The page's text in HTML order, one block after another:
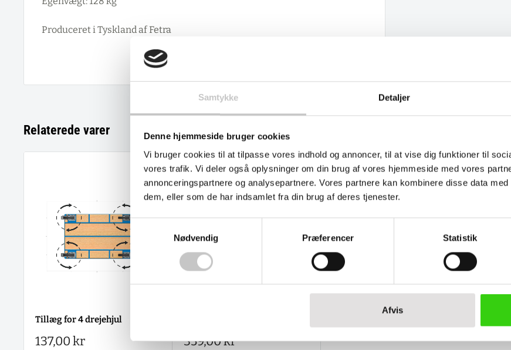
Samtykke Detaljer
Denne hjemmeside bruger cookies
Vi bruger cookies til at tilpasse vores indhold og annoncer, til at vise dig funktioner til
vores trafik. Vi deler også oplysninger om din brug af vores hjemmeside med vores
annonceringspartnere og analysepartnere. Vores partnere kan kombinere disse data
dem, eller som de har indsamlet fra din brug af deres tjenester.
Samtykkevalg
Nødvendig
Præferencer Statistik
Afvis
Produceret i Tyskland af Fetra
Relaterede varer
Tillæg for 4 drejehjul
Salgspris
137,00 kr Salgspris
359,00 kr